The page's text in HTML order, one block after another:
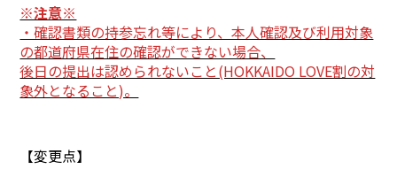
※注意※
・確認書類の持参忘れ等により、本人確認及び利用対象
の都道府県在住の確認ができない場合、
後日の提出は認められないこと(HOKKAIDO LOVE割の対
象外となること)。
【変更点】